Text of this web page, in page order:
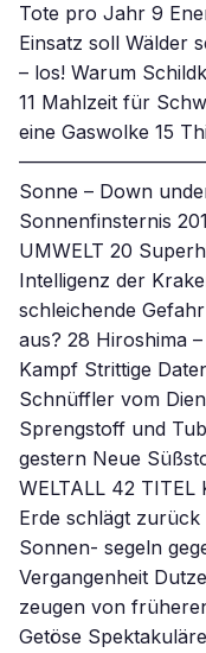
Tote pro Jahr 9
Einsatz soll Wälder
– los! Warum
11 Mahlzeit für
eine Gaswolke 15
Sonne – Down
Sonnenfinsternis
UMWELT 20
Intelligenz der
schleichende
aus? 28 Hiroshima
Kampf Strittige
Schnüffler vom
Sprengstoff und
gestern Neue
WELTALL 42 TITEL
Erde schlägt
Sonnen- segeln
Vergangenheit
zeugen von
Getöse